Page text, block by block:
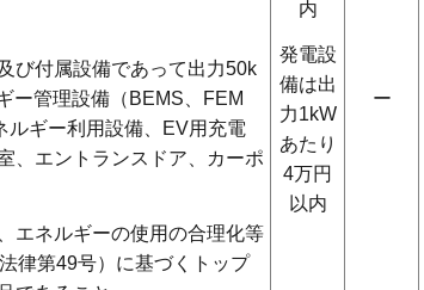
び付属設備であって出力50k
ー管理設備（BEMS、FEM
ルギー利用設備、EV用充電
、エントランスドア、カーポ
エネルギーの使用の合理化等
律第49号）に基づくトップ
内
発電設
備は出
力1kW
あたり
4万円
以内
ー